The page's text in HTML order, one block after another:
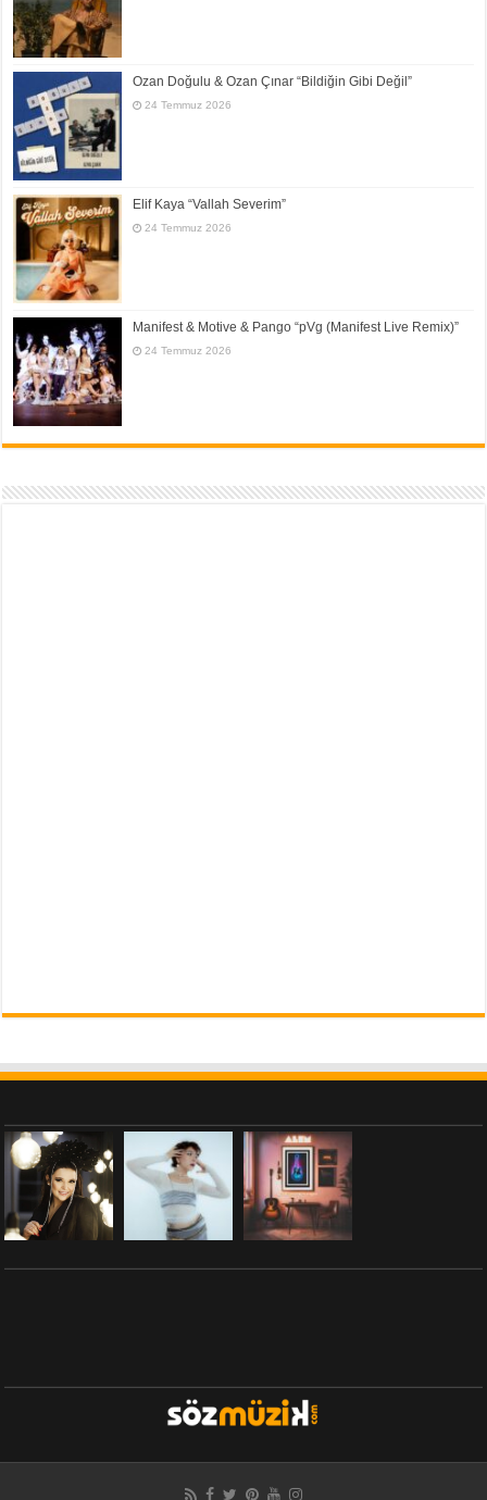
Ozan Doğulu & Ozan Çınar “Bildiğin Gibi Değil”
24 Temmuz 2026
Elif Kaya “Vallah Severim”
24 Temmuz 2026
Manifest & Motive & Pango “pVg (Manifest Live Remix)”
24 Temmuz 2026